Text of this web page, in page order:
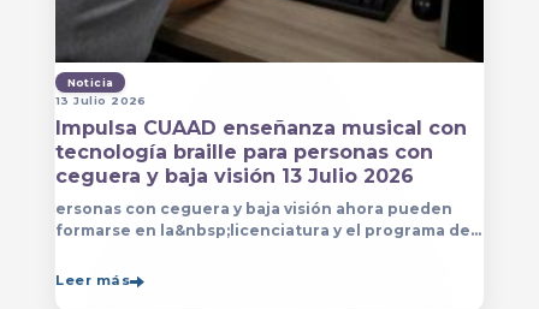
Noticia
13 Julio 2026
Impulsa CUAAD enseñanza musical con
tecnología braille para personas con
ceguera y baja visión 13 Julio 2026
ersonas con ceguera y baja visión ahora pueden
formarse en la&nbsp;licenciatura y el programa de
el&nbsp;
Leer más